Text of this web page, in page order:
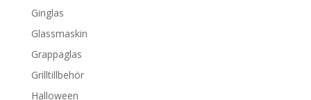
Ginglas
Glassmaskin
Grappaglas
Grilltillbehör
Halloween